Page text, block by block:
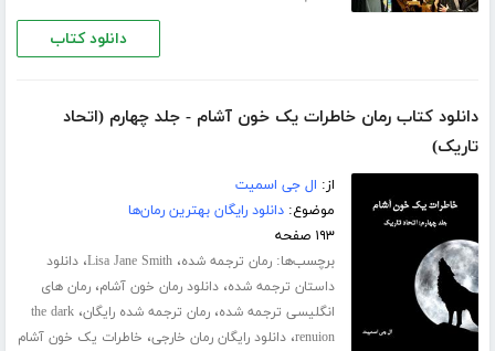
دانلود کتاب
دانلود کتاب رمان خاطرات یک خون آشام - جلد چهارم (اتحاد
تاریک)
از: ال جی اسمیت
موضوع:دانلود رایگان بهترین رمان‌ها
۱۹۳ صفحه
برچسب‌ها:رمان ترجمه شده،Lisa Jane Smith،دانلود
داستان ترجمه شده،دانلود رمان خون آشام،رمان های
انگلیسی ترجمه شده،رمان ترجمه شده رایگان،the dark
renuion،دانلود رایگان رمان خارجی، خاطرات یک خون آشام